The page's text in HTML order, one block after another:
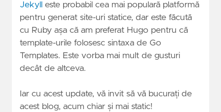
Jekyll
este probabil cea mai populară platformă
pentru generat site-uri statice, dar este făcută
cu Ruby așa că am preferat Hugo pentru că
template-urile folosesc sintaxa de Go
Templates. Este vorba mai mult de gusturi
decât de altceva.
Iar cu acest update, vă invit să vă bucurați de
acest blog, acum chiar și mai static!